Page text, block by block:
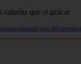
natural-con-60-menos-